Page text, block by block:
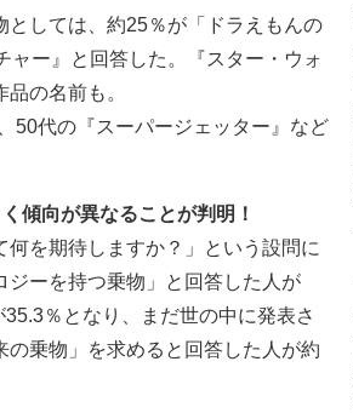
としては、約25％が「ドラえもんの
ャー』と回答した。『スター・ウォ
の名前も。
50代の『スーパージェッター』など
傾向が異なることが判明！
何を期待しますか？」という設問に
ーを持つ乗物」と回答した人が
％となり、まだ世の中に発表さ
乗物」を求めると回答した人が約